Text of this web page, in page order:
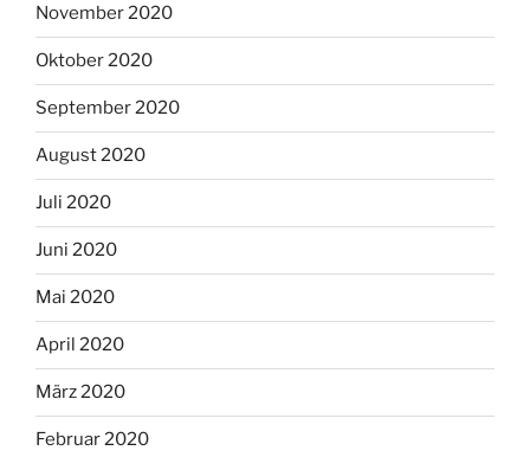
November 2020
Oktober 2020
September 2020
August 2020
Juli 2020
Juni 2020
Mai 2020
April 2020
März 2020
Februar 2020